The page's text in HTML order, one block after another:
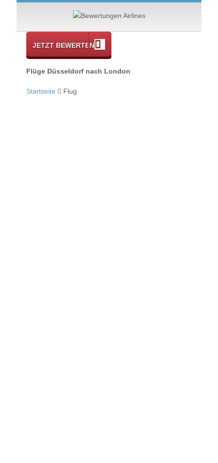
JETZT BEWERTEN
Flüge Düsseldorf nach London
Startseite Flug